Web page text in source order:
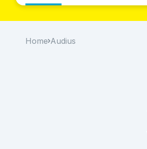
Home Audius